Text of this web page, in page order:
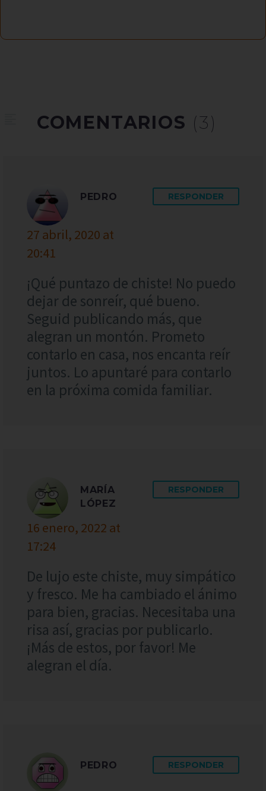
COMENTARIOS (3)
PEDRO
27 abril, 2020 at
20:41
RESPONDER
¡Qué puntazo de chiste! No puedo
dejar de sonreír, qué bueno.
Seguid publicando más, que
alegran un montón. Prometo
contarlo en casa, nos encanta reír
juntos. Lo apuntaré para contarlo
en la próxima comida familiar.
MARÍA
LÓPEZ
16 enero, 2022 at
17:24
RESPONDER
De lujo este chiste, muy simpático
y fresco. Me ha cambiado el ánimo
para bien, gracias. Necesitaba una
risa así, gracias por publicarlo.
¡Más de estos, por favor! Me
alegran el día.
PEDRO RESPONDER